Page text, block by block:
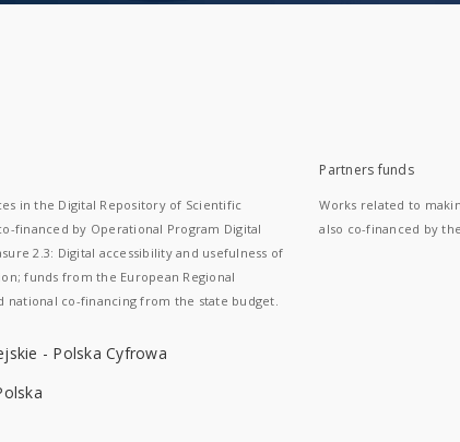
in the Digital Repository of Scientific
financed by Operational Program Digital
2.3: Digital accessibility and usefulness of
funds from the European Regional
national co-financing from the state budget.
Partners funds
Works related to
also co-financed by